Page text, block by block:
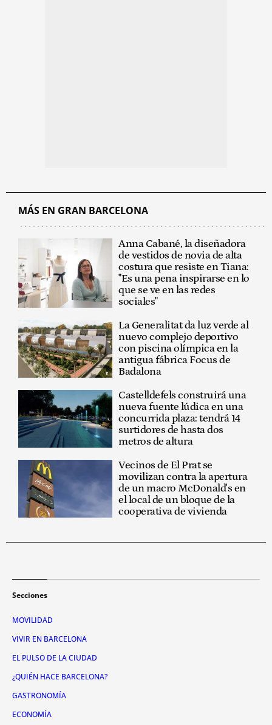
MÁS EN GRAN BARCELONA
Anna Cabané, la diseñadora
de vestidos de novia de alta
costura que resiste en Tiana:
"Es una pena inspirarse en lo
que se ve en las redes
sociales"
La Generalitat da luz verde al
nuevo complejo deportivo
con piscina olímpica en la
antigua fábrica Focus de
Badalona
Castelldefels construirá una
nueva fuente lúdica en una
concurrida plaza: tendrá 14
surtidores de hasta dos
metros de altura
Vecinos de El Prat se
movilizan contra la apertura
de un macro McDonald's en
el local de un bloque de la
cooperativa de vivienda
Secciones
MOVILIDAD
VIVIR EN BARCELONA
EL PULSO DE LA CIUDAD
¿QUIÉN HACE BARCELONA?
GASTRONOMÍA
ECONOMÍA